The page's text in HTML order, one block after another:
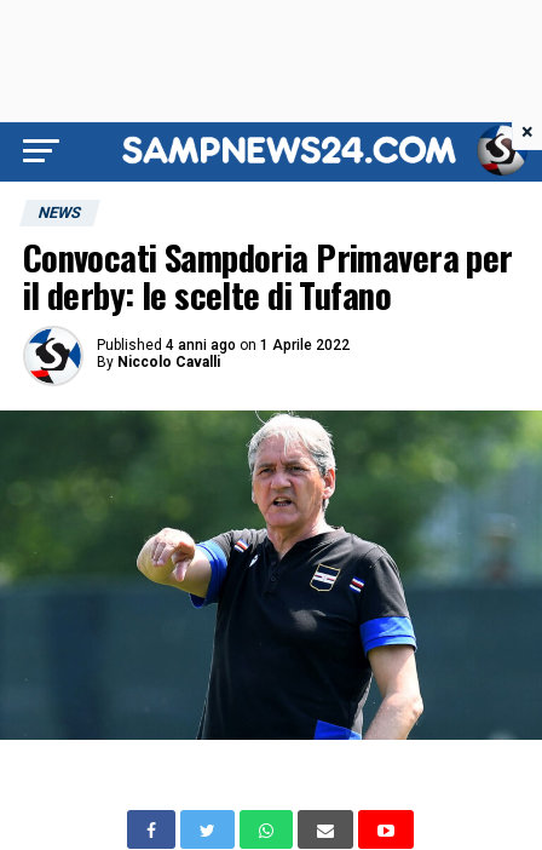
NEWS
Convocati Sampdoria Primavera per
il derby: le scelte di Tufano
Published 4 anni ago on 1 Aprile 2022
By Niccolo Cavalli
×